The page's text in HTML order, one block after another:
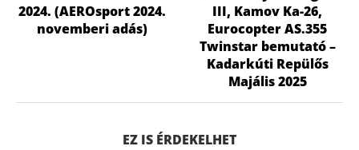
2024. (AEROsport 2024.
novemberi adás)
III, Kamov Ka-26,
Eurocopter AS.355
Twinstar bemutató –
Kadarkúti Repülős
Majális 2025
EZ IS ÉRDEKELHET